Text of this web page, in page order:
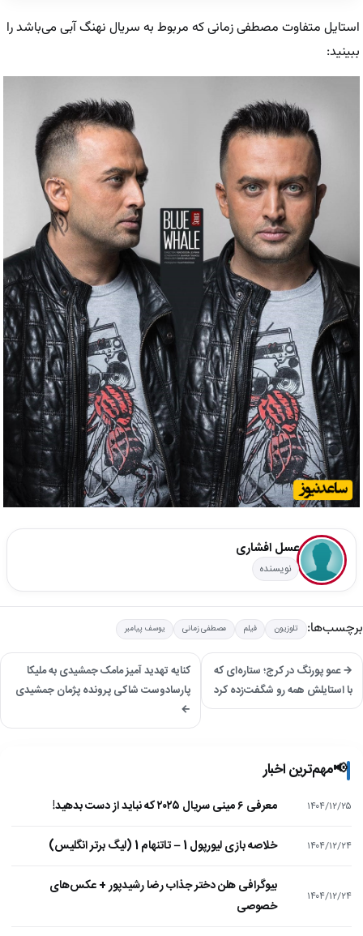
استایل متفاوت مصطفی زمانی که مربوط به سریال نهنگ آبی می‌باشد را
ببینید:
عسل افشاری
نویسنده
برچسب‌ها: تلوزیون فیلم مصطفی زمانی یوسف پیامبر
→ عمو پورنگ در کرج؛ ستاره‌ای که
با استایلش همه رو شگفت‌زده کرد
کنایه تهدید آمیز مامک جمشیدی به ملیکا
پارسادوست شاکی پرونده پژمان جمشیدی
←
📢مهم‌ترین اخبار
۱۴۰۴/۱۲/۲۵ معرفی ۶ مینی سریال ۲۰۲۵ که نباید از دست بدهید!
۱۴۰۴/۱۲/۲۴ خلاصه بازی لیورپول 1 – تاتنهام 1 (لیگ برتر انگلیس)
۱۴۰۴/۱۲/۲۴
بیوگرافی هلن دختر جذاب رضا رشیدپور + عکس‌های
خصوصی